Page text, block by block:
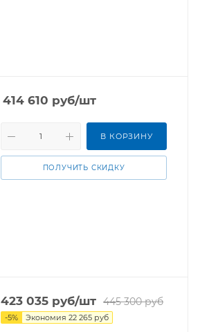
414 610 руб/шт
В КОРЗИНУ
ПОЛУЧИТЬ СКИДКУ
423 035 руб/шт 445 300руб
-5% Экономия 22 265 руб